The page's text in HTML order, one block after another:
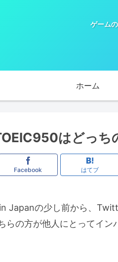
ゲーム
ホーム
はどっち
Facebook はてブ
Japanの少し前から、
らの方が他人にとってイ